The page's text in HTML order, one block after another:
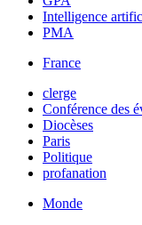
Intelligence
PMA
France
clerge
Conférence des
Diocèses
Paris
Politique
profanation
Monde